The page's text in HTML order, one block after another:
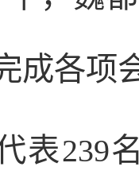
成各项
表239